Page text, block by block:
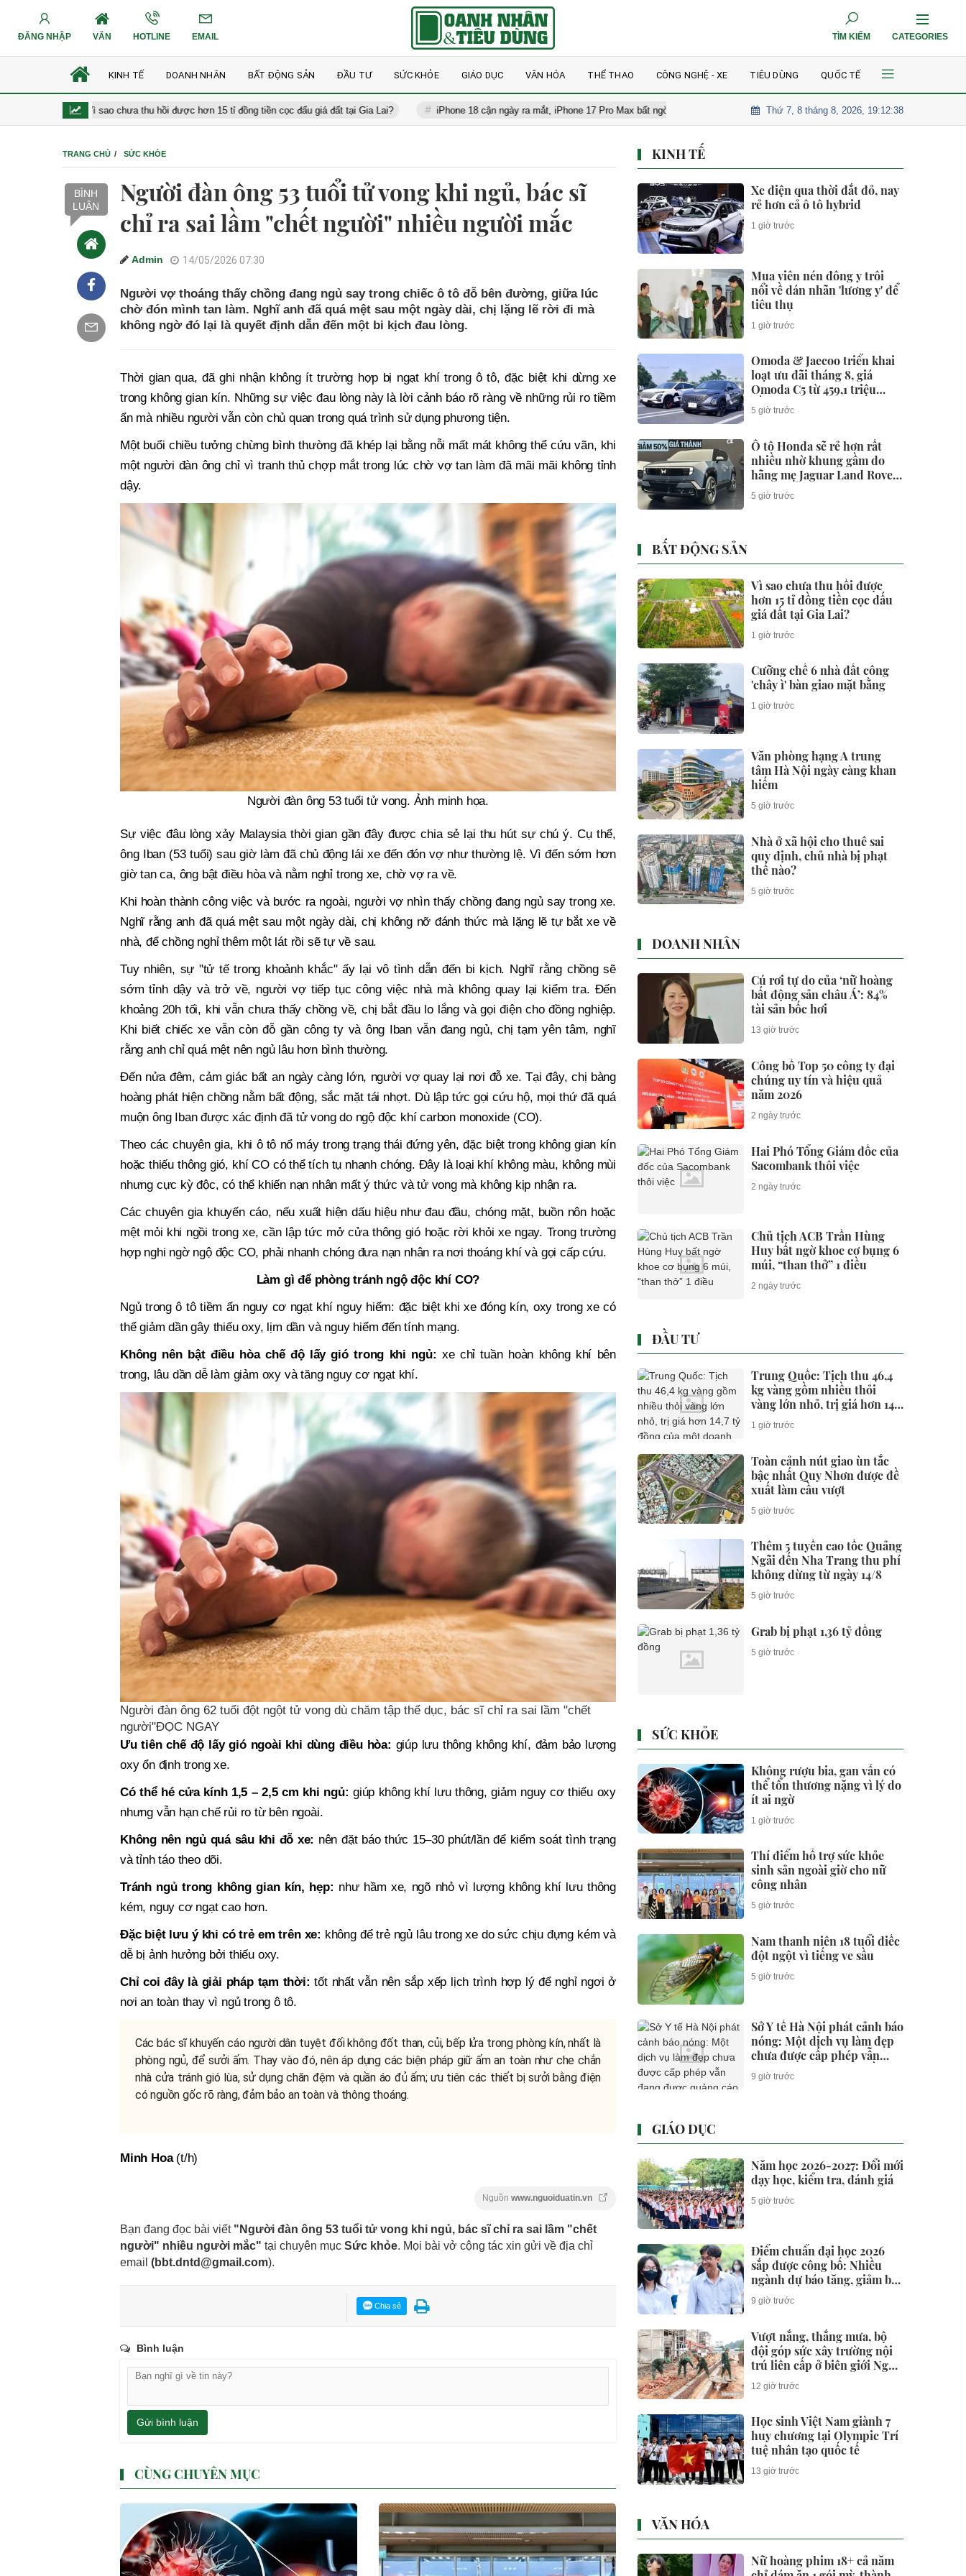
ĐĂNG NHẬP VĂN HOTLINE EMAIL TÌM KIẾM CATEGORIES
KINH TẾ DOANH NHÂN BẤT ĐỘNG SẢN ĐẦU TƯ SỨC KHỎE GIÁO DỤC VĂN HÓA THỂ THAO CÔNG NGHỆ - XE TIÊU DÙNG QUỐC TẾ
Vì sao chưa thu hồi được hơn 15 tỉ đồng tiền cọc đấu giá đất tại Gia Lai? iPhone 18 cận ngày ra mắt, iPhone 17 Pro Max bất ngờ giảm giá Nữ hoàng phim 18+ cả năm chỉ dám ăn 1 gói mỳ, thành
Thứ 7, 8 tháng 8, 2026, 19:12:39
TRANG CHỦ SỨC KHỎE
BÌNH
LUẬN
Người đàn ông 53 tuổi tử vong khi ngủ, bác sĩ
chỉ ra sai lầm "chết người" nhiều người mắc
Admin 14/05/2026 07:30
Người vợ thoáng thấy chồng đang ngủ say trong chiếc ô tô đỗ bên đường, giữa lúc
chờ đón mình tan làm. Nghĩ anh đã quá mệt sau một ngày dài, chị lặng lẽ rời đi mà
không ngờ đó lại là quyết định dẫn đến một bi kịch đau lòng.
Thời gian qua, đã ghi nhận không ít trường hợp bị ngạt khí trong ô tô, đặc biệt khi dừng xe
trong không gian kín. Những sự việc đau lòng này là lời cảnh báo rõ ràng về những rủi ro tiềm
ẩn mà nhiều người vẫn còn chủ quan trong quá trình sử dụng phương tiện.
Một buổi chiều tưởng chừng bình thường đã khép lại bằng nỗi mất mát không thể cứu vãn, khi
một người đàn ông chỉ vì tranh thủ chợp mắt trong lúc chờ vợ tan làm đã mãi mãi không tỉnh
dậy.
Người đàn ông 53 tuổi tử vong. Ảnh minh họa.
Sự việc đâu lòng xảy Malaysia thời gian gần đây được chia sẻ lại thu hút sự chú ý. Cụ thể,
ông Iban (53 tuổi) sau giờ làm đã chủ động lái xe đến đón vợ như thường lệ. Vì đến sớm hơn
giờ tan ca, ông bật điều hòa và nằm nghỉ trong xe, chờ vợ ra về.
Khi hoàn thành công việc và bước ra ngoài, người vợ nhìn thấy chồng đang ngủ say trong xe.
Nghĩ rằng anh đã quá mệt sau một ngày dài, chị không nỡ đánh thức mà lặng lẽ tự bắt xe về
nhà, để chồng nghỉ thêm một lát rồi sẽ tự về sau.
Tuy nhiên, sự "tử tế trong khoảnh khắc" ấy lại vô tình dẫn đến bi kịch. Nghĩ rằng chồng sẽ
sớm tỉnh dậy và trở về, người vợ tiếp tục công việc nhà mà không quay lại kiểm tra. Đến
khoảng 20h tối, khi vẫn chưa thấy chồng về, chị bắt đầu lo lắng và gọi điện cho đồng nghiệp.
Khi biết chiếc xe vẫn còn đỗ gần công ty và ông Iban vẫn đang ngủ, chị tạm yên tâm, nghĩ
rằng anh chỉ quá mệt nên ngủ lâu hơn bình thường.
Đến nửa đêm, cảm giác bất an ngày càng lớn, người vợ quay lại nơi đỗ xe. Tại đây, chị bàng
hoàng phát hiện chồng nằm bất động, sắc mặt tái nhợt. Dù lập tức gọi cứu hộ, mọi thứ đã quá
muộn ông Iban được xác định đã tử vong do ngộ độc khí carbon monoxide (CO).
Theo các chuyên gia, khi ô tô nổ máy trong trạng thái đứng yên, đặc biệt trong không gian kín
hoặc thiếu thông gió, khí CO có thể tích tụ nhanh chóng. Đây là loại khí không màu, không mùi
nhưng cực kỳ độc, có thể khiến nạn nhân mất ý thức và tử vong mà không kịp nhận ra.
Các chuyên gia khuyến cáo, nếu xuất hiện dấu hiệu như đau đầu, chóng mặt, buồn nôn hoặc
mệt mỏi khi ngồi trong xe, cần lập tức mở cửa thông gió hoặc rời khỏi xe ngay. Trong trường
hợp nghi ngờ ngộ độc CO, phải nhanh chóng đưa nạn nhân ra nơi thoáng khí và gọi cấp cứu.
Làm gì để phòng tránh ngộ độc khí CO?
Ngủ trong ô tô tiềm ẩn nguy cơ ngạt khí nguy hiểm: đặc biệt khi xe đóng kín, oxy trong xe có
thể giảm dần gây thiếu oxy, lịm dần và nguy hiểm đến tính mạng.
Không nên bật điều hòa chế độ lấy gió trong khi ngủ: xe chỉ tuần hoàn không khí bên
trong, lâu dần dễ làm giảm oxy và tăng nguy cơ ngạt khí.
Người đàn ông 62 tuổi đột ngột tử vong dù chăm tập thể dục, bác sĩ chỉ ra sai lầm "chết
người"ĐỌC NGAY
Ưu tiên chế độ lấy gió ngoài khi dùng điều hòa: giúp lưu thông không khí, đảm bảo lượng
oxy ổn định trong xe.
Có thể hé cửa kính 1,5 – 2,5 cm khi ngủ: giúp không khí lưu thông, giảm nguy cơ thiếu oxy
nhưng vẫn hạn chế rủi ro từ bên ngoài.
Không nên ngủ quá sâu khi đỗ xe: nên đặt báo thức 15–30 phút/lần để kiểm soát tình trạng
và tỉnh táo theo dõi.
Tránh ngủ trong không gian kín, hẹp: như hầm xe, ngõ nhỏ vì lượng không khí lưu thông
kém, nguy cơ ngạt cao hơn.
Đặc biệt lưu ý khi có trẻ em trên xe: không để trẻ ngủ lâu trong xe do sức chịu đựng kém và
dễ bị ảnh hưởng bởi thiếu oxy.
Chỉ coi đây là giải pháp tạm thời: tốt nhất vẫn nên sắp xếp lịch trình hợp lý để nghỉ ngơi ở
nơi an toàn thay vì ngủ trong ô tô.
Các bác sĩ khuyến cáo người dân tuyệt đối không đốt than, củi, bếp lửa trong phòng kín, nhất là
phòng ngủ, để sưởi ấm. Thay vào đó, nên áp dụng các biện pháp giữ ấm an toàn như che chắn
nhà cửa tránh gió lùa, sử dụng chăn đệm và quần áo đủ ấm; ưu tiên các thiết bị sưởi bằng điện
có nguồn gốc rõ ràng, đảm bảo an toàn và thông thoáng.
Minh Hoa (t/h)
Nguồn www.nguoiduatin.vn
Bạn đang đọc bài viết "Người đàn ông 53 tuổi tử vong khi ngủ, bác sĩ chỉ ra sai lầm "chết
người" nhiều người mắc" tại chuyên mục Sức khỏe. Mọi bài vở cộng tác xin gửi về địa chỉ
email (bbt.dntd@gmail.com).
Chia sẻ
Bình luận
Gửi bình luận
CÙNG CHUYÊN MỤC
KINH TẾ
Xe điện qua thời đắt đỏ, nay
rẻ hơn cả ô tô hybrid
1 giờ trước
Mua viên nén đông y trôi
nổi về dán nhãn 'lương y' để
tiêu thụ
1 giờ trước
Omoda & Jaecoo triển khai
loạt ưu đãi tháng 8, giá
Omoda C5 từ 459,1 triệu
đồng
5 giờ trước
Ô tô Honda sẽ rẻ hơn rất
nhiều nhờ khung gầm do
hãng mẹ Jaguar Land Rover
phát triển?
5 giờ trước
BẤT ĐỘNG SẢN
Vì sao chưa thu hồi được
hơn 15 tỉ đồng tiền cọc đấu
giá đất tại Gia Lai?
1 giờ trước
Cưỡng chế 6 nhà đất công
'chây ì' bàn giao mặt bằng
1 giờ trước
Văn phòng hạng A trung
tâm Hà Nội ngày càng khan
hiếm
5 giờ trước
Nhà ở xã hội cho thuê sai
quy định, chủ nhà bị phạt
thế nào?
5 giờ trước
DOANH NHÂN
Cú rơi tự do của ‘nữ hoàng
bất động sản châu Á’: 84%
tài sản bốc hơi
13 giờ trước
Công bố Top 50 công ty đại
chúng uy tín và hiệu quả
năm 2026
2 ngày trước
Hai Phó Tổng Giám đốc của
Sacombank thôi việc
2 ngày trước
Chủ tịch ACB Trần Hùng
Huy bất ngờ khoe cơ bụng 6
múi, “than thở” 1 điều
2 ngày trước
ĐẦU TƯ
Trung Quốc: Tịch thu 46,4
kg vàng gồm nhiều thỏi
vàng lớn nhỏ, trị giá hơn 14,7
tỷ đồng của một doanh nhân
1 giờ trước
Toàn cảnh nút giao ùn tắc
bậc nhất Quy Nhơn được đề
xuất làm cầu vượt
5 giờ trước
Thêm 5 tuyến cao tốc Quảng
Ngãi đến Nha Trang thu phí
không dừng từ ngày 14/8
5 giờ trước
Grab bị phạt 1,36 tỷ đồng
5 giờ trước
SỨC KHỎE
Không rượu bia, gan vẫn có
thể tổn thương nặng vì lý do
ít ai ngờ
1 giờ trước
Thí điểm hỗ trợ sức khỏe
sinh sản ngoài giờ cho nữ
công nhân
5 giờ trước
Nam thanh niên 18 tuổi điếc
đột ngột vì tiếng ve sầu
5 giờ trước
Sở Y tế Hà Nội phát cảnh báo
nóng: Một dịch vụ làm đẹp
chưa được cấp phép vẫn
đang được quảng cáo rầm rộ
9 giờ trước
GIÁO DỤC
Năm học 2026-2027: Đổi mới
dạy học, kiểm tra, đánh giá
5 giờ trước
Điểm chuẩn đại học 2026
sắp được công bố: Nhiều
ngành dự báo tăng, giảm bất
ngờ
9 giờ trước
Vượt nắng, thắng mưa, bộ
đội góp sức xây trường nội
trú liên cấp ở biên giới Nghệ
An
12 giờ trước
Học sinh Việt Nam giành 7
huy chương tại Olympic Trí
tuệ nhân tạo quốc tế
13 giờ trước
VĂN HÓA
Nữ hoàng phim 18+ cả năm